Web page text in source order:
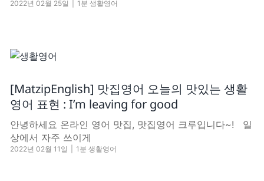
2022년 02월 25일 1분 생활영어
[MatzipEnglish] 맛집영어 오늘의 맛있는 생활
영어 표현 : I’m leaving for good
안녕하세요 온라인 영어 맛집, 맛집영어 크루입니다~! 일
상에서 자주 쓰이게
2022년 02월 11일 1분 생활영어